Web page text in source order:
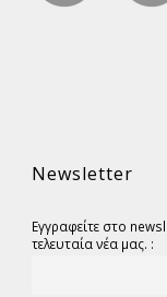
Newsletter
Εγγραφείτε στο
τελευταία νέα μας. :